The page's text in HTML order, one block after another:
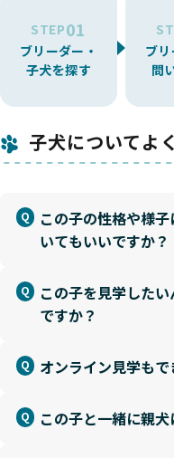
STEP01
ブリーダー・
子犬を探す
ブ
問
子犬についてよ
この子の性格や様
いてもいいですか？
この子を見学した
ですか？
オンライン見学もで
この子と一緒に親